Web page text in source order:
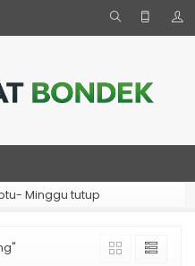
Minggu tutup